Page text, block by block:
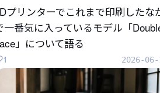
プリンターでこれまで印刷したな
一番気に入っているモデル「
」について語る
2026-06-
1